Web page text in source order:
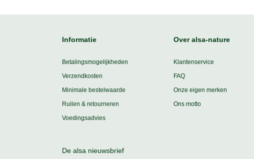
Informatie
Betalingsmogelijkheden
Verzendkosten
Minimale bestelwaarde
Ruilen & retourneren
Voedingsadvies
Over alsa-nature
Klantenservice
FAQ
Onze eigen merken
Ons motto
De alsa nieuwsbrief